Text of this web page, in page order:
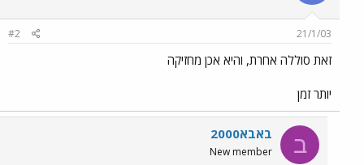
21/1/03
#2
זאת סוללה אחרת, והיא אכן מחזיקה
יותר זמן
ב באבא2000
New member